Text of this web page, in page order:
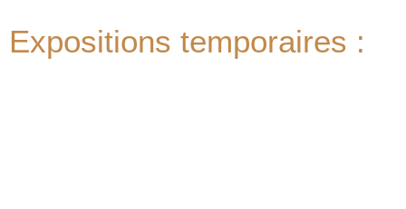
Expositions temporaires :